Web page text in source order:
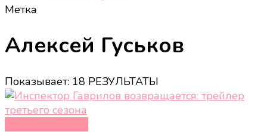
Метка
Алексей Гуськов
Показывает: 18 РЕЗУЛЬТАТЫ